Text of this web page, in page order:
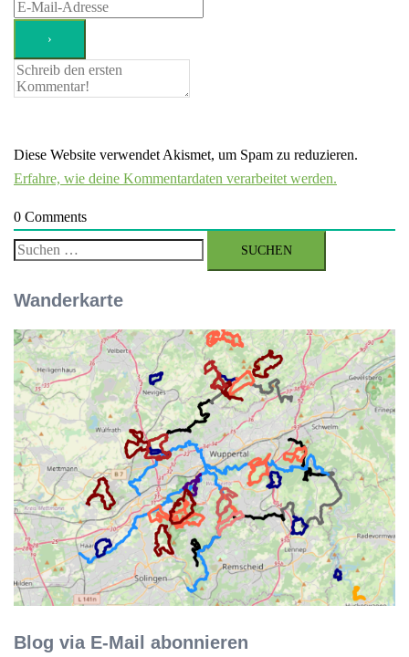
Diese Website verwendet Akismet, um Spam zu reduzieren.
Erfahre, wie deine Kommentardaten verarbeitet werden.
0 Comments
Suchen
Wanderkarte
Blog via E-Mail abonnieren